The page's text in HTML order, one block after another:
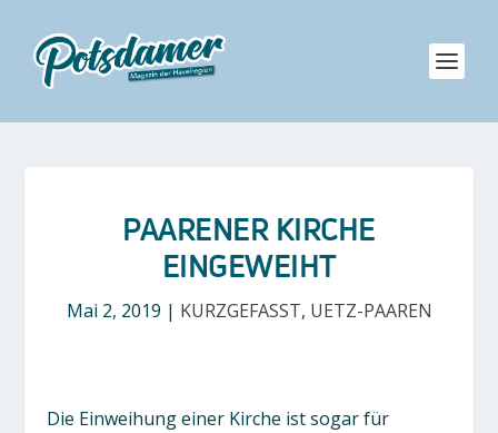
PAARENER KIRCHE
EINGEWEIHT
Mai 2, 2019 | KURZGEFASST, UETZ-PAAREN
Die Einweihung einer Kirche ist sogar für